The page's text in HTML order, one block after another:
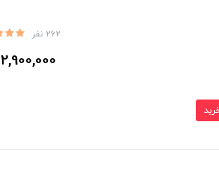
262 نفر
2,900,000